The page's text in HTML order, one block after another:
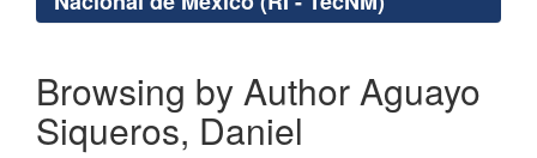
Browsing by Author Aguayo
Siqueros, Daniel